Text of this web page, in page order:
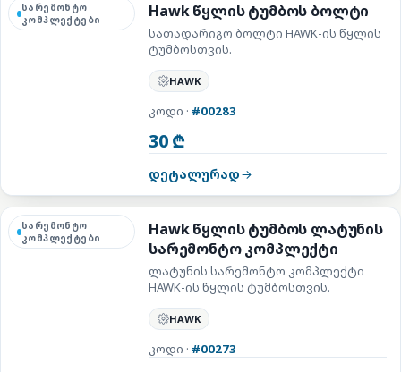
სარემონტო
კომპლექტები
Hawk წყლის ტუმბოს ბოლტი
სათადარიგო ბოლტი HAWK-ის წყლის
ტუმბოსთვის.
HAWK
კოდი · #00283
30 ₾
დეტალურად
სარემონტო
კომპლექტები
Hawk წყლის ტუმბოს ლატუნის
სარემონტო კომპლექტი
ლატუნის სარემონტო კომპლექტი
HAWK-ის წყლის ტუმბოსთვის.
HAWK
კოდი · #00273